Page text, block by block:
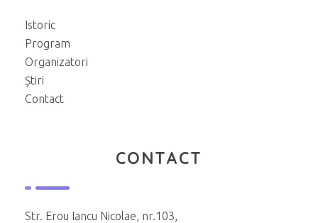
Istoric
Program
Organizatori
Știri
Contact
CONTACT
Str. Erou Iancu Nicolae, nr.103,